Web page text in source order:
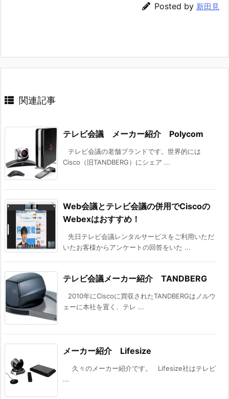
す)
Posted by 新田見
関連記事
テレビ会議 メーカー紹介 Polycom
テレビ会議の老舗ブランドです。世界的には
Cisco（旧TANDBERG）にシェア ...
Web会議とテレビ会議の併用でCiscoの
Webexはおすすめ！
先日テレビ会議レンタルサービスをご利用いただ
いたお客様からアンケートの回答をいた ...
テレビ会議メーカー紹介 TANDBERG
2010年にCiscoに買収されたTANDBERGはノルウ
ェーに本社を置く、テレ ...
メーカー紹介 Lifesize
久々のメーカー紹介です。 Lifesize社はテレビ
...